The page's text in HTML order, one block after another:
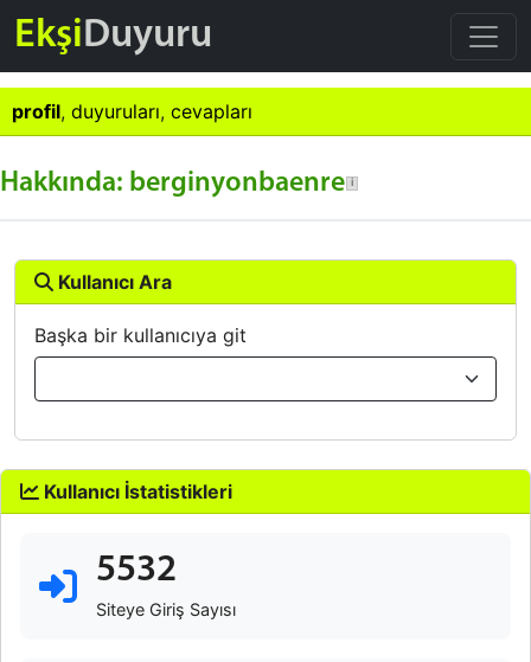
EkşiDuyuru
profil, duyuruları, cevapları
Hakkında: berginyonbaenre
Kullanıcı Ara
Başka bir kullanıcıya git
Kullanıcı İstatistikleri
5532
Siteye Giriş Sayısı